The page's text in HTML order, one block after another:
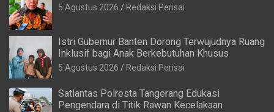
5 Agustus 2026 Redaksi Perisai
Istri Gubernur Banten Dorong Terwujudnya Ruang
Inklusif bagi Anak Berkebutuhan Khusus
5 Agustus 2026 Redaksi Perisai
Satlantas Polresta Tangerang Edukasi
Pengendara di Titik Rawan Kecelakaan